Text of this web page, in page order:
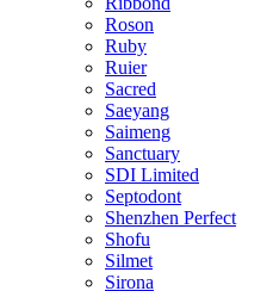
Roson
Ruby
Ruier
Sacred
Saeyang
Saimeng
Sanctuary
SDI Limited
Septodont
Shenzhen Perfect
Shofu
Silmet
Sirona